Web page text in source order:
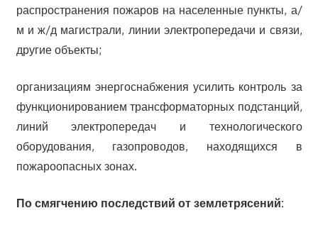
распространения пожаров на населенные пункты, а/
м и ж/д магистрали, линии электропередачи и связи,
другие объекты;
организациям энергоснабжения усилить контроль за
функционированием трансформаторных подстанций,
линий электропередач и технологического
оборудования, газопроводов, находящихся в
пожароопасных зонах.
По смягчению последствий от землетрясений: